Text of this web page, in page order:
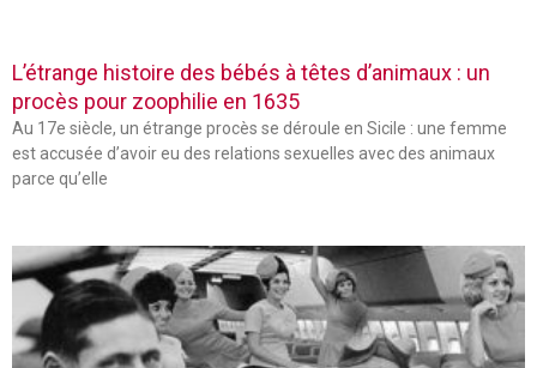
L’étrange histoire des bébés à têtes d’animaux : un
procès pour zoophilie en 1635
Au 17e siècle, un étrange procès se déroule en Sicile : une femme
est accusée d’avoir eu des relations sexuelles avec des animaux
parce qu’elle